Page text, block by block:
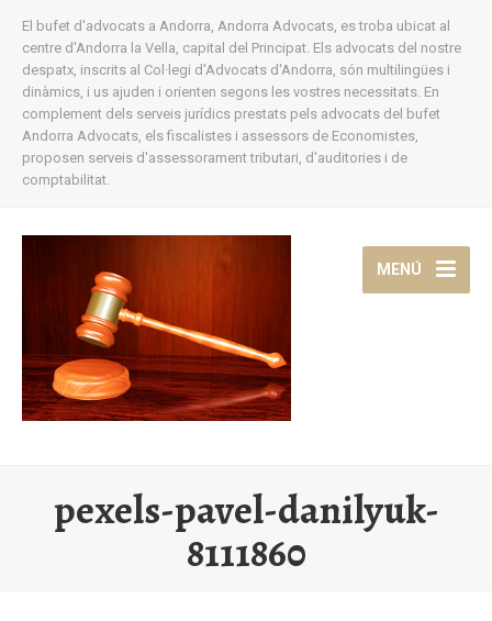
El bufet d'advocats a Andorra, Andorra Advocats, es troba ubicat al
centre d'Andorra la Vella, capital del Principat. Els advocats del nostre
despatx, inscrits al Col·legi d'Advocats d'Andorra, són multilingües i
dinàmics, i us ajuden i orienten segons les vostres necessitats. En
complement dels serveis jurídics prestats pels advocats del bufet
Andorra Advocats, els fiscalistes i assessors de Economistes,
proposen serveis d'assessorament tributari, d'auditories i de
comptabilitat.
MENÚ
pexels-pavel-danilyuk-
8111860